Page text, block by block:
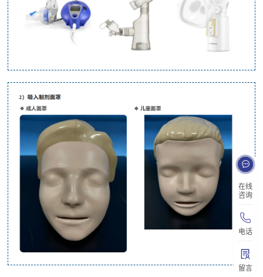
在线
咨询
电话
留言